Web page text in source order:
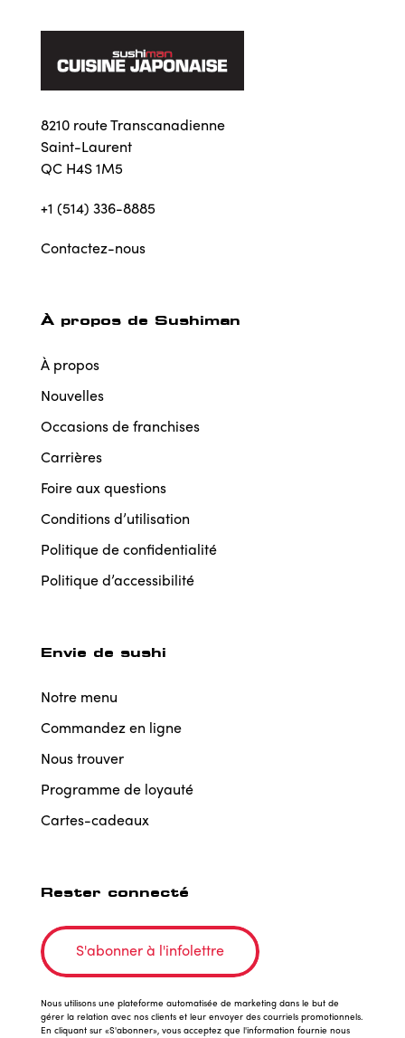
8210 route Transcanadienne
Saint-Laurent
QC H4S 1M5
+1 (514) 336-8885
Contactez-nous
À propos de Sushiman
À propos
Nouvelles
Occasions de franchises
Carrières
Foire aux questions
Conditions d’utilisation
Politique de confidentialité
Politique d’accessibilité
Envie de sushi
Notre menu
Commandez en ligne
Nous trouver
Programme de loyauté
Cartes-cadeaux
Rester connecté
S'abonner à l'infolettre
Nous utilisons une plateforme automatisée de marketing dans le but de
gérer la relation avec nos clients et leur envoyer des courriels promotionnels.
En cliquant sur «S'abonner», vous acceptez que l'information fournie nous